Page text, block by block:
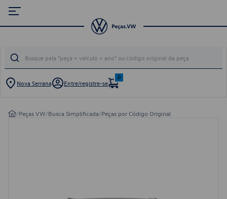
Nova Serrana Entre/registre-se
0
/Peças VW/Busca Simplificada/Peças por Código Original